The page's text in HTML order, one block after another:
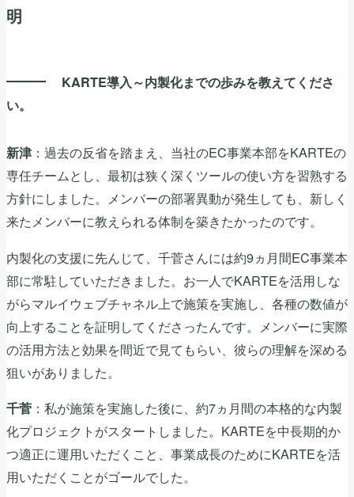
明
KARTE導入～内製化までの歩みを教えてくださ
い。
新津 ：過去の反省を踏まえ、当社のEC事業本部をKARTEの
専任チームとし、最初は狭く深くツールの使い方を習熟する
方針にしました。メンバーの部署異動が発生しても、新しく
来たメンバーに教えられる体制を築きたかったのです。
内製化の支援に先んじて、千菅さんには約9ヵ月間EC事業本
部に常駐していただきました。お一人でKARTEを活用しな
がらマルイウェブチャネル上で施策を実施し、各種の数値が
向上することを証明してくださったんです。メンバーに実際
の活用方法と効果を間近で見てもらい、彼らの理解を深める
狙いがありました。
千菅 ：私が施策を実施した後に、約7ヵ月間の本格的な内製
化プロジェクトがスタートしました。KARTEを中長期的か
つ適正に運用いただくこと、事業成長のためにKARTEを活
用いただくことがゴールでした。